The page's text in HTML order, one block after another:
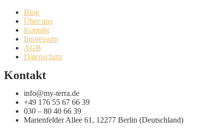
Blog
Über uns
Kontakt
Impressum
AGB
Datenschutz
Kontakt
info@my-terra.de
+49 176 55 67 66 39
030 – 80 40 66 39
Marienfelder Allee 61, 12277 Berlin (Deutschland)